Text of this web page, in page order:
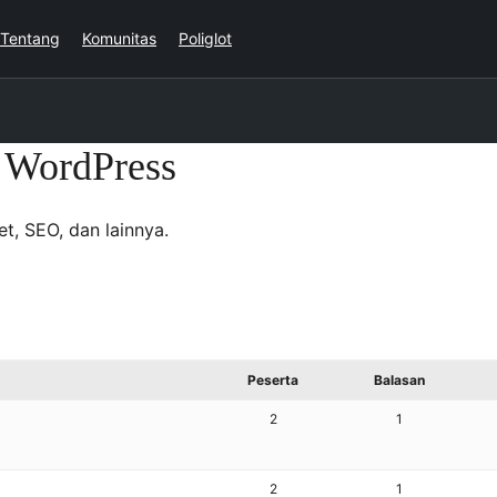
Tentang Komunitas Poliglot
SEO, dan lainnya.
Peserta Balasan
2 1
2 1